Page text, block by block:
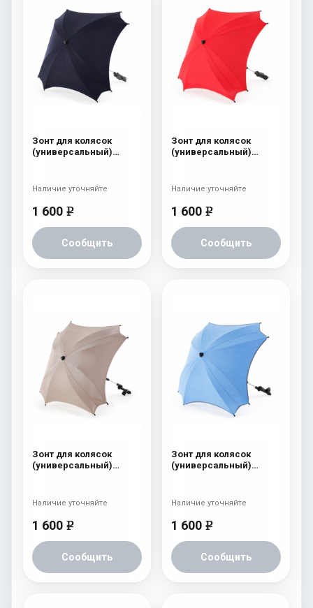
Зонт для колясок
(универсальный)
1 600 e
Сообщить
Наличие уточняйте
Зонт для колясок
(универсальный)
1 600 e
Сообщить
Наличие уточняйте
Зонт для колясок
(универсальный)
1 600 e
Сообщить
Наличие уточняйте
Зонт для колясок
(универсальный)
1 600 e
Сообщить
Наличие уточняйте